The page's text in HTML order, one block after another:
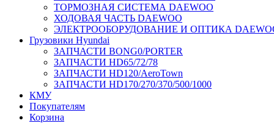
ТОРМОЗНАЯ СИСТЕМА DAEWOO
ХОДОВАЯ ЧАСТЬ DAEWOO
ЭЛЕКТРООБОРУДОВАНИЕ И ОПТИКА
Грузовики Hyundai
ЗАПЧАСТИ BONG0/PORTER
ЗАПЧАСТИ HD65/72/78
ЗАПЧАСТИ HD120/AeroTown
ЗАПЧАСТИ HD170/270/370/500/1000
КМУ
Покупателям
Корзина